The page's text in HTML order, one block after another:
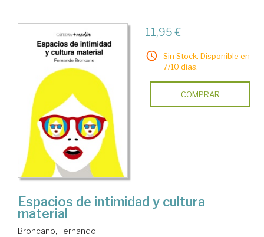
11,95 €
Sin Stock. Disponible en
7/10 días.
COMPRAR
Espacios de intimidad y cultura
material
Broncano, Fernando